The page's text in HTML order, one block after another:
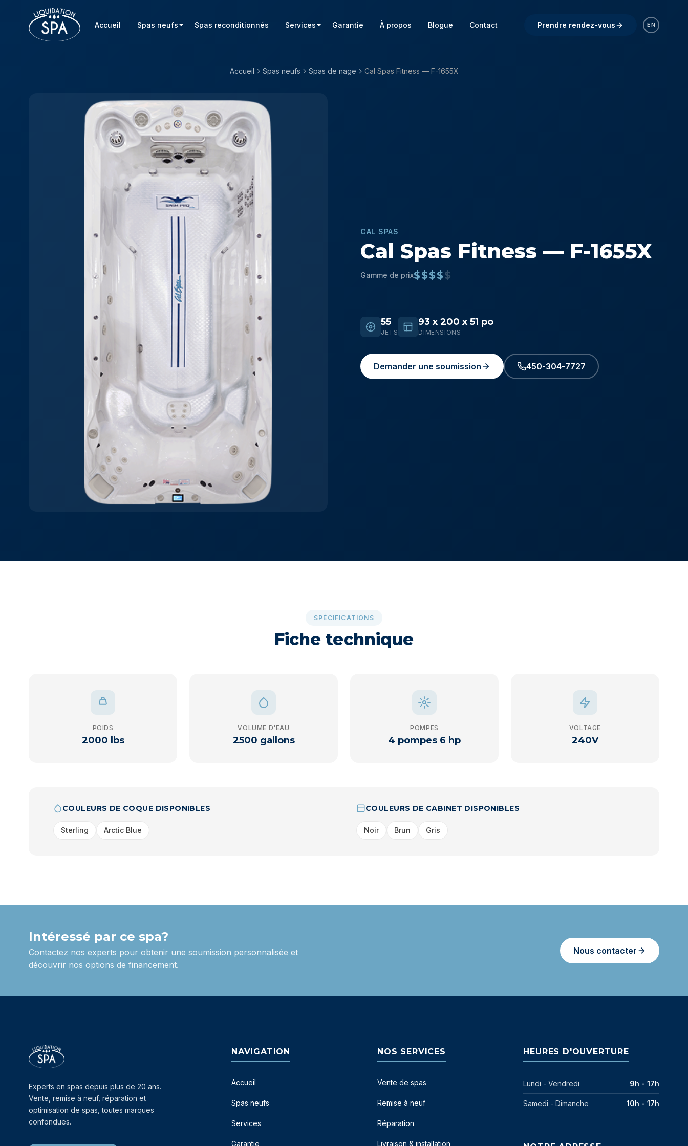
Accueil Spas neufs Spas reconditionnés Services Garantie À propos Blogue Contact Prendre rendez-vous EN
Accueil Spas neufs Spas de nage Cal Spas Fitness — F-1655X
CAL SPAS
Cal Spas Fitness — F-1655X
Gamme de prix$$$$$
55
JETS
93 x 200 x 51 po
DIMENSIONS
Demander une soumission 450-304-7727
SPÉCIFICATIONS
Fiche technique
POIDS
2000 lbs
VOLUME D'EAU
2500 gallons
POMPES
4 pompes 6 hp
VOLTAGE
240V
COULEURS DE COQUE DISPONIBLES
Sterling Arctic Blue
COULEURS DE CABINET DISPONIBLES
Noir Brun Gris
Intéressé par ce spa?
Contactez nos experts pour obtenir une soumission personnalisée et
découvrir nos options de financement.
Nous contacter
Experts en spas depuis plus de 20 ans.
Vente, remise à neuf, réparation et
optimisation de spas, toutes marques
confondues.
NAVIGATION
Accueil
Spas neufs
Services
Garantie
NOS SERVICES
Vente de spas
Remise à neuf
Réparation
Livraison & installation
HEURES D'OUVERTURE
Lundi - Vendredi 9h - 17h
Samedi - Dimanche 10h - 17h